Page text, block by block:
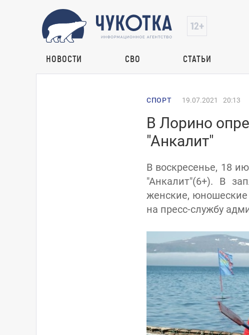
НОВОСТИ СВО СТАТЬИ
СПОРТ 19.07.2021 20:13
В Лорино
"Анкалит"
В воскресенье, 18
"Анкалит"(6+). В
женские,
на пресс-службу